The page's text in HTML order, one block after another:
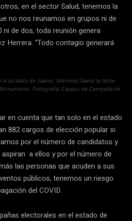
en el sector Salud, tenemos la
no nos reunamos en grupos ni de
ni de dos, toda reunión genera
Herrera. “Todo contagio generará
alcaldía de Juárez, Marisela Sáenz la tarde
Fotografía: Equipo de Campaña de
en cuenta que tan solo en el estado
882 cargos de elección popular si
por el número de candidatos y
a ellos y por el número de
las personas que acuden a sus
públicos, tenemos un riesgo
del COVID.
electorales en el estado de